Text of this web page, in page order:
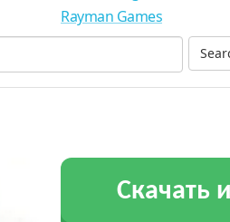
Rayman Games
Скачать